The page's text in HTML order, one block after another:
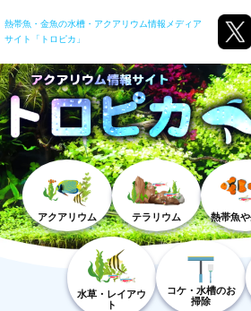
熱帯魚・金魚の水槽・アクアリウム情報メディア
サイト「トロピカ」
アクアリウム テラリウム 熱帯魚
水草・レイアウ
ト
コケ・水槽のお
掃除